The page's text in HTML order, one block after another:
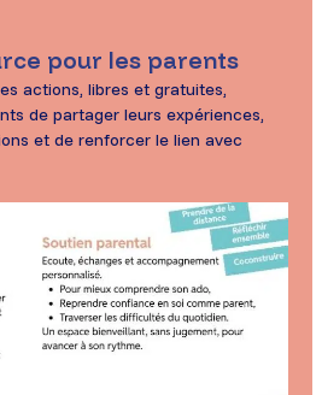
pour les parents
actions, libres et gratuites,
de partager leurs expériences,
et de renforcer le lien avec